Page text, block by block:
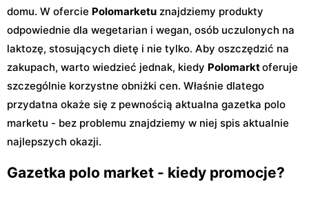
domu. W ofercie Polomarketu znajdziemy produkty
odpowiednie dla wegetarian i wegan, osób uczulonych na
laktozę, stosujących dietę i nie tylko. Aby oszczędzić na
zakupach, warto wiedzieć jednak, kiedy Polomarktoferuje
szczególnie korzystne obniżki cen. Właśnie dlatego
przydatna okaże się z pewnością aktualna gazetka polo
marketu - bez problemu znajdziemy w niej spis aktualnie
najlepszych okazji.
Gazetka polo market - kiedy promocje?